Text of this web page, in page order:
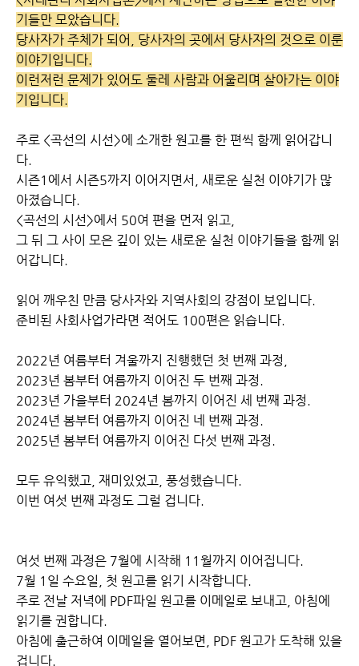
기들만 모았습니다.
당사자가 주체가 되어, 당사자의 곳에서 당사자의 것으로 이룬
이야기입니다.
이런저런 문제가 있어도 둘레 사람과 어울리며 살아가는 이야
기입니다.
주로 <곡선의 시선>에 소개한 원고를 한 편씩 함께 읽어갑니
다.
시즌1에서 시즌5까지 이어지면서, 새로운 실천 이야기가 많
아졌습니다.
<곡선의 시선>에서 50여 편을 먼저 읽고,
그 뒤 그 사이 모은 깊이 있는 새로운 실천 이야기들을 함께 읽
어갑니다.
읽어 깨우친 만큼 당사자와 지역사회의 강점이 보입니다.
준비된 사회사업가라면 적어도 100편은 읽습니다.
2022년 여름부터 겨울까지 진행했던 첫 번째 과정,
2023년 봄부터 여름까지 이어진 두 번째 과정.
2023년 가을부터 2024년 봄까지 이어진 세 번째 과정.
2024년 봄부터 여름까지 이어진 네 번째 과정.
2025년 봄부터 여름까지 이어진 다섯 번째 과정.
모두 유익했고, 재미있었고, 풍성했습니다.
이번 여섯 번째 과정도 그럴 겁니다.
여섯 번째 과정은 7월에 시작해 11월까지 이어집니다.
7월 1일 수요일, 첫 원고를 읽기 시작합니다.
주로 전날 저녁에 PDF파일 원고를 이메일로 보내고, 아침에
읽기를 권합니다.
아침에 출근하여 이메일을 열어보면, PDF 원고가 도착해 있을
겁니다.